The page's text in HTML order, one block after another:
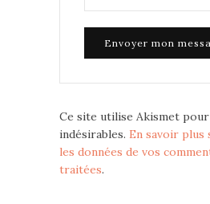
Ce site utilise Akismet
indésirables. En savoir plus
les données de vos
traitées.